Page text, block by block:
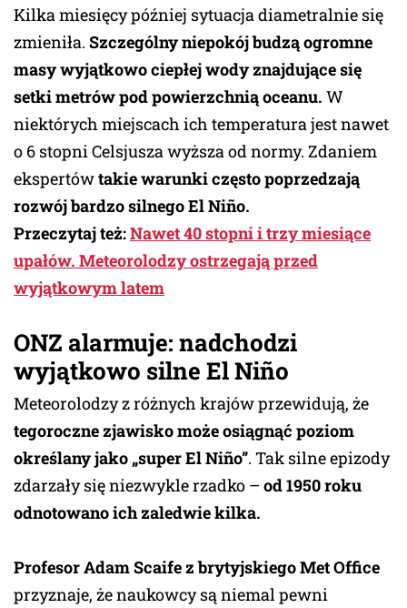
Kilka miesięcy później sytuacja diametralnie się
zmieniła. Szczególny niepokój budzą ogromne
masy wyjątkowo ciepłej wody znajdujące się
setki metrów pod powierzchnią oceanu. W
niektórych miejscach ich temperatura jest nawet
o 6 stopni Celsjusza wyższa od normy. Zdaniem
ekspertówtakie warunki często poprzedzają
rozwój bardzo silnego El Niño.
Przeczytaj też:Nawet 40 stopni i trzy miesiące
upałów. Meteorolodzy ostrzegają przed
wyjątkowym latem
ONZ alarmuje: nadchodzi
wyjątkowo silne El Niño
Meteorolodzy z różnych krajów przewidują, że
tegoroczne zjawisko może osiągnąć poziom
określany jako „super El Niño”. Tak silne epizody
zdarzały się niezwykle rzadko – od 1950 roku
odnotowano ich zaledwie kilka.
Profesor Adam Scaife z brytyjskiego Met Office
przyznaje, że naukowcy są niemal pewni